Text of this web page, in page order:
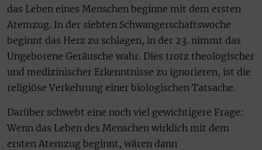
das Leben eines Menschen beginne mit dem ersten
Atemzug. In der siebten Schwangerschaftswoche
beginnt das Herz zu schlagen, in der 23. nimmt das
Ungeborene Geräusche wahr. Dies trotz theologischer
und medizinischer Erkenntnisse zu ignorieren, ist die
religiöse Verkehrung einer biologischen Tatsache.
Darüber schwebt eine noch viel gewichtigere Frage:
Wenn das Leben des Menschen wirklich mit dem
ersten Atemzug beginnt, wären dann